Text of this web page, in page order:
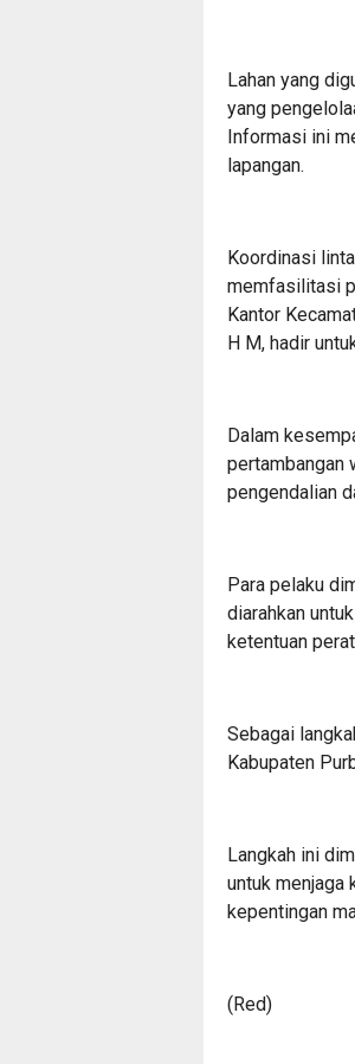
Lahan yang
yang
Informasi ini
lapangan.
Koordinasi
memfasilitasi
Kantor
H M, hadir
Dalam
pertambangan
pengendalian
Para pelaku
diarahkan
ketentuan
Sebagai
Kabupaten
Langkah ini
untuk menjaga
kepentingan
(Red)